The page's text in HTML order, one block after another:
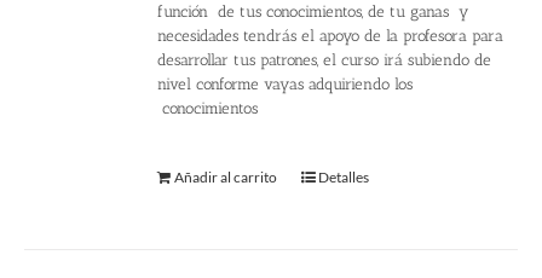
función de tus conocimientos, de tu ganas y
necesidades tendrás el apoyo de la profesora para
desarrollar tus patrones, el curso irá subiendo de
nivel conforme vayas adquiriendo los
conocimientos
Añadir al carrito Detalles